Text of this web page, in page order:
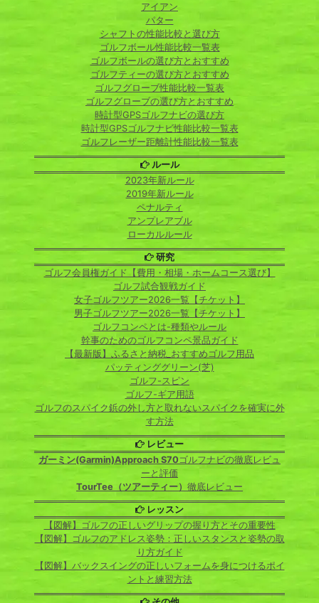
アイアン
パター
シャフトの性能比較と選び方
ゴルフボール性能比較一覧表
ゴルフボールの選び方とおすすめ
ゴルフティーの選び方とおすすめ
ゴルフグローブ性能比較一覧表
ゴルフグローブの選び方とおすすめ
時計型GPSゴルフナビの選び方
時計型GPSゴルフナビ性能比較一覧表
ゴルフレーザー距離計性能比較一覧表
ルール
2023年新ルール
2019年新ルール
ペナルティ
アンプレアブル
ローカルルール
研究
ゴルフ会員権ガイド【費用・相場・ホームコース選び】
ゴルフ試合観戦ガイド
女子ゴルフツアー2026一覧【チケット】
男子ゴルフツアー2026一覧【チケット】
ゴルフコンペとは-種類やルール
幹事のためのゴルフコンペ景品ガイド
【最新版】ふるさと納税_おすすめゴルフ用品
パッティンググリーン(芝)
ゴルフ-スピン
ゴルフ-ギア用語
ゴルフのスパイク鋲の外し方と取れないスパイクを確実に外
す方法
レビュー
ガーミン(Garmin)Approach S70ゴルフナビの徹底レビュ
ーと評価
TourTee（ツアーティー） 徹底レビュー
レッスン
【図解】ゴルフの正しいグリップの握り方とその重要性
【図解】ゴルフのアドレス姿勢：正しいスタンスと姿勢の取
り方ガイド
【図解】バックスイングの正しいフォームを身につけるポイ
ントと練習方法